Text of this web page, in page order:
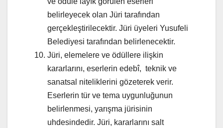
belirleyecek olan Jüri tarafından
gerçekleştirilecektir. Jüri üyeleri Yusufeli
Belediyesi tarafından belirlenecektir.
Jüri, elemelere ve ödüllere ilişkin
kararlarını, eserlerin edebî, teknik ve
sanatsal niteliklerini gözeterek verir.
Eserlerin tür ve tema uygunluğunun
belirlenmesi, yarışma jürisinin
uhdesindedir. Jüri, kararlarını salt